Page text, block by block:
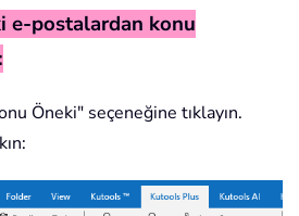
e-postalardan konu
Öneki" seçeneğine tıklayın.